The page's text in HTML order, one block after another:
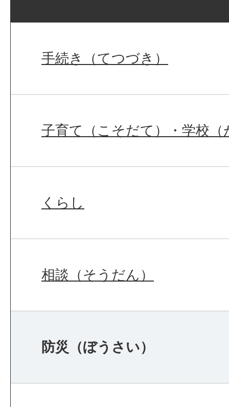
手続き（てつづき）
子育て（こそだて）・学校（
くらし
相談（そうだん）
防災（ぼうさい）